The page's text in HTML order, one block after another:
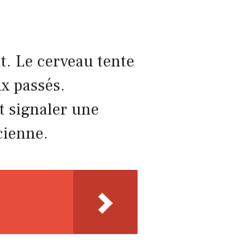
Le cerveau tente
passés.
signaler une